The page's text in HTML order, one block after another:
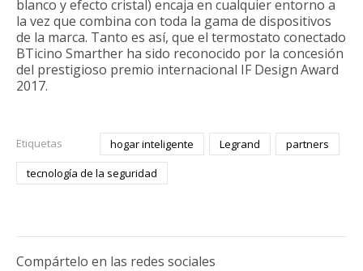
blanco y efecto cristal) encaja en cualquier entorno a
la vez que combina con toda la gama de dispositivos
de la marca. Tanto es así, que el termostato conectado
BTicino Smarther ha sido reconocido por la concesión
del prestigioso premio internacional IF Design Award
2017.
Etiquetas hogar inteligente Legrand
partners
tecnología de la seguridad
Compártelo en las redes sociales